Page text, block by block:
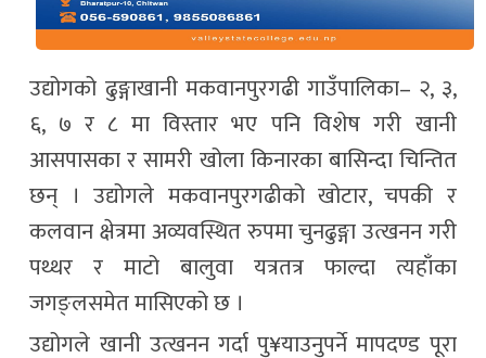
उद्योगको ढुङ्गाखानी मकवानपुरगढी गाउँपालिका– २, ३,
६, ७ र ८ मा विस्तार भए पनि विशेष गरी खानी
आसपासका र सामरी खोला किनारका बासिन्दा चिन्तित
छन् । उद्योगले मकवानपुरगढीको खोटार, चपकी र
कलवान क्षेत्रमा अव्यवस्थित रुपमा चुनढुङ्गा उत्खनन गरी
पथ्थर र माटो बालुवा यत्रतत्र फाल्दा त्यहाँका
जगङ्लसमेत मासिएको छ ।
उद्योगले खानी उत्खनन गर्दा पु¥याउनुपर्ने मापदण्ड पूरा